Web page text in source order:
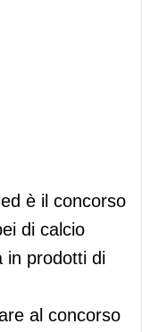
2008
ed è il concorso
di calcio
in prodotti di
al concorso